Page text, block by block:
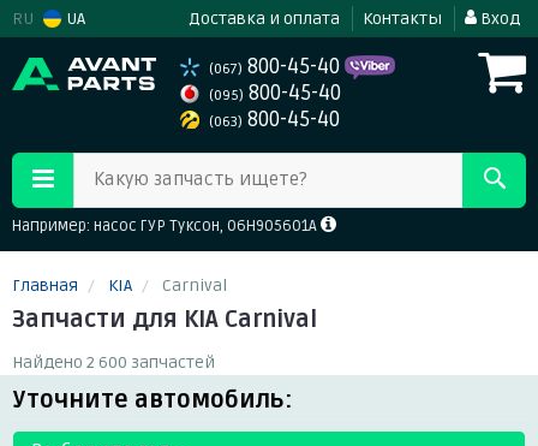
RU UA Доставка и оплата Контакты Вход
(067) 800-45-40
(095) 800-45-40
(063) 800-45-40
Какую запчасть ищете?
Например: насос ГУР Туксон, 06H905601A
Главная KIA Carnival
Запчасти для KIA Carnival
Найдено 2 600 запчастей
Уточните автомобиль: